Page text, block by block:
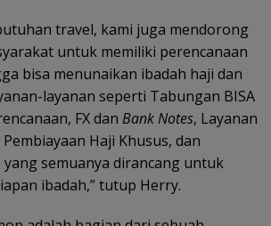
travel, kami juga mendorong
untuk memiliki perencanaan
bisa menunaikan ibadah haji dan
layanan seperti Tabungan BISA
FX dan Bank Notes, Layanan
Haji Khusus, dan
yang semuanya dirancang untuk
ibadah,” tutup Herry.